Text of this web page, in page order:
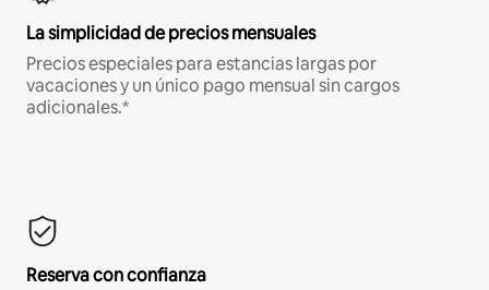
La simplicidad de precios mensuales
Precios especiales para estancias largas por
vacaciones y un único pago mensual sin cargos
adicionales.*
Reserva con confianza